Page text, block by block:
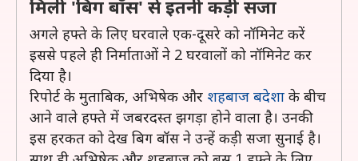
मिली 'बिग बॉस' से इतनी कड़ी सजा
अगले हफ्ते के लिए घरवाले एक-दूसरे को नॉमिनेट करें
इससे पहले ही निर्माताओं ने 2 घरवालों को नॉमिनेट कर
दिया है।
रिपोर्ट के मुताबिक, अभिषेक और शहबाज बदेशा के बीच
आने वाले हफ्ते में जबरदस्त झगड़ा होने वाला है। उनकी
इस हरकत को देख बिग बॉस ने उन्हें कड़ी सजा सुनाई है।